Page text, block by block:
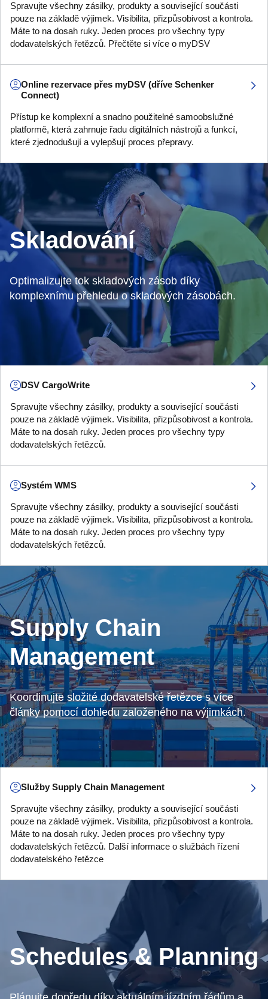
Spravujte všechny zásilky, produkty a související součásti
pouze na základě výjimek. Visibilita, přizpůsobivost a kontrola.
Máte to na dosah ruky. Jeden proces pro všechny typy
dodavatelských řetězců. Přečtěte si více o myDSV
Online rezervace přes myDSV (dříve Schenker
Connect)
Přístup ke komplexní a snadno použitelné samoobslužné
platformě, která zahrnuje řadu digitálních nástrojů a funkcí,
které zjednodušují a vylepšují proces přepravy.
Skladování
Optimalizujte tok skladových zásob díky
komplexnímu přehledu o skladových zásobách.
DSV CargoWrite
Spravujte všechny zásilky, produkty a související součásti
pouze na základě výjimek. Visibilita, přizpůsobivost a kontrola.
Máte to na dosah ruky. Jeden proces pro všechny typy
dodavatelských řetězců.
Systém WMS
Spravujte všechny zásilky, produkty a související součásti
pouze na základě výjimek. Visibilita, přizpůsobivost a kontrola.
Máte to na dosah ruky. Jeden proces pro všechny typy
dodavatelských řetězců.
Supply Chain
Management
Koordinujte složité dodavatelské řetězce s více
články pomocí dohledu založeného na výjimkách.
Služby Supply Chain Management
Spravujte všechny zásilky, produkty a související součásti
pouze na základě výjimek. Visibilita, přizpůsobivost a kontrola.
Máte to na dosah ruky. Jeden proces pro všechny typy
dodavatelských řetězců. Další informace o službách řízení
dodavatelského řetězce
Schedules & Planning